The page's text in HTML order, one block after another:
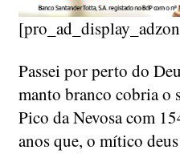
Passei por perto do
manto branco cobria o
Pico da Nevosa com
anos que, o mítico